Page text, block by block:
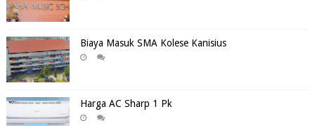
Biaya Masuk SMA Kolese Kanisius
Harga AC Sharp 1 Pk